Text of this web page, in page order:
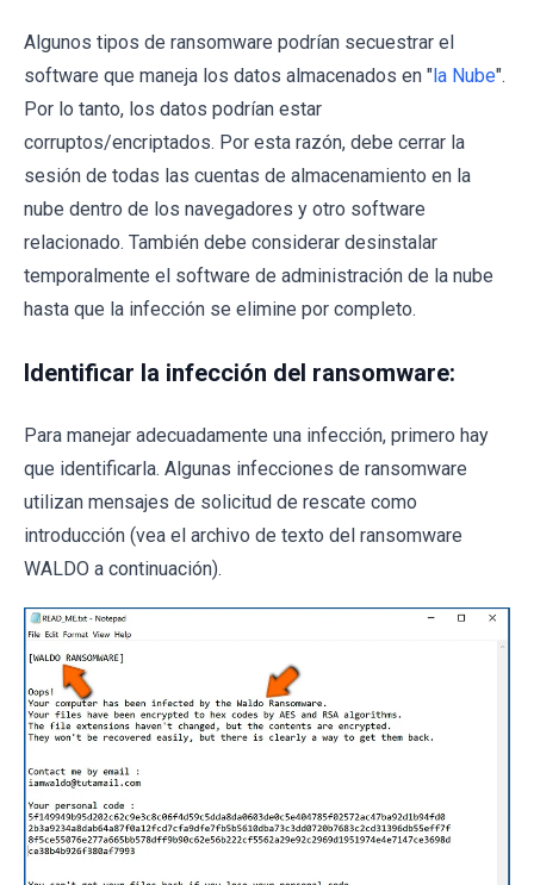
Algunos tipos de ransomware podrían secuestrar el
software que maneja los datos almacenados en "la Nube".
Por lo tanto, los datos podrían estar
corruptos/encriptados. Por esta razón, debe cerrar la
sesión de todas las cuentas de almacenamiento en la
nube dentro de los navegadores y otro software
relacionado. También debe considerar desinstalar
temporalmente el software de administración de la nube
hasta que la infección se elimine por completo.
Identificar la infección del ransomware:
Para manejar adecuadamente una infección, primero hay
que identificarla. Algunas infecciones de ransomware
utilizan mensajes de solicitud de rescate como
introducción (vea el archivo de texto del ransomware
WALDO a continuación).